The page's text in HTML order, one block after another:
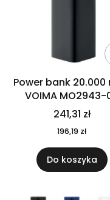
Power bank 20.000
VOIMA MO2943-
241,31 zł
196,19 zł
Do koszyka